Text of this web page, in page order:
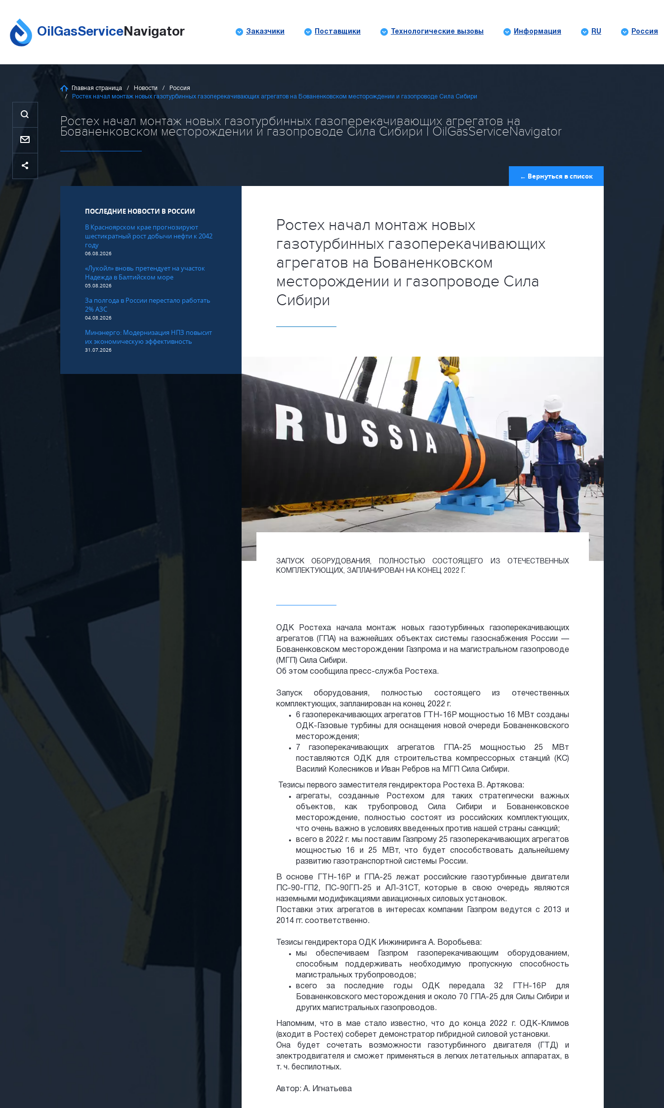
OilGasService Navigator Заказчики Поставщики Технологические вызовы Информация RU Россия
Главная страница Новости
Россия
Ростех начал монтаж новых газотурбинных газоперекачивающих агрегатов на Бованенковском месторождении и газопроводе Сила Сибири
Ростех начал монтаж новых газотурбинных газоперекачивающих агрегатов на
Бованенковском месторождении и газопроводе Сила Сибири | OilGasServiceNavigator
← Вернуться в список
ПОСЛЕДНИЕ НОВОСТИ В РОССИИ
В Красноярском крае прогнозируют
шестикратный рост добычи нефти к 2042
году
06.08.2026
«Лукойл» вновь претендует на участок
Надежда в Балтийском море
05.08.2026
За полгода в России перестало работать
2% АЗС
04.08.2026
Минэнерго: Модернизация НПЗ повысит
их экономическую эффективность
31.07.2026
Ростех начал монтаж новых
газотурбинных газоперекачивающих
агрегатов на Бованенковском
месторождении и газопроводе Сила
Сибири
ЗАПУСК ОБОРУДОВАНИЯ, ПОЛНОСТЬЮ СОСТОЯЩЕГО ИЗ ОТЕЧЕСТВЕННЫХ
КОМПЛЕКТУЮЩИХ, ЗАПЛАНИРОВАН НА КОНЕЦ 2022 Г.
ОДК Ростеха начала монтаж новых газотурбинных газоперекачивающих
агрегатов (ГПА) на важнейших объектах системы газоснабжения России —
Бованенковском месторождении Газпрома и на магистральном газопроводе
(МГП) Сила Сибири.
Об этом сообщила пресс-служба Ростеха.
Запуск оборудования, полностью состоящего из отечественных
комплектующих, запланирован на конец 2022 г.
6 газоперекачивающих агрегатов ГТН-16Р мощностью 16 МВт созданы
ОДК-Газовые турбины для оснащения новой очереди Бованенковского
месторождения;
7 газоперекачивающих агрегатов ГПА-25 мощностью 25 МВт
поставляются ОДК для строительства компрессорных станций (КС)
Василий Колесников и Иван Ребров на МГП Сила Сибири.
Тезисы первого заместителя гендиректора Ростеха В. Артякова:
агрегаты, созданные Ростехом для таких стратегически важных
объектов, как трубопровод Сила Сибири и Бованенковское
месторождение, полностью состоят из российских комплектующих,
что очень важно в условиях введенных против нашей страны санкций;
всего в 2022 г. мы поставим Газпрому 25 газоперекачивающих агрегатов
мощностью 16 и 25 МВт, что будет способствовать дальнейшему
развитию газотранспортной системы России.
В основе ГТН-16Р и ГПА-25 лежат российские газотурбинные двигатели
ПС-90-ГП2, ПС-90ГП-25 и АЛ-31СТ, которые в свою очередь являются
наземными модификациями авиационных силовых установок.
Поставки этих агрегатов в интересах компании Газпром ведутся с 2013 и
2014 гг. соответственно.
Тезисы гендиректора ОДК Инжиниринга А. Воробьева:
мы обеспечиваем Газпром газоперекачивающим оборудованием,
способным поддерживать необходимую пропускную способность
магистральных трубопроводов;
всего за последние годы ОДК передала 32 ГТН-16Р для
Бованенковского месторождения и около 70 ГПА-25 для Силы Сибири и
других магистральных газопроводов.
Напомним, что в мае стало известно, что до конца 2022 г. ОДК-Климов
(входит в Ростех) соберет демонстратор гибридной силовой установки.
Она будет сочетать возможности газотурбинного двигателя (ГТД) и
электродвигателя и сможет применяться в легких летательных аппаратах, в
т. ч. беспилотных.
Автор: А. Игнатьева